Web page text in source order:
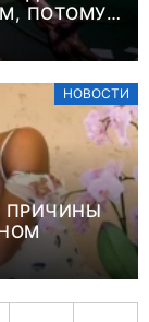
ПОТОМУ
НОВОСТИ
ПРИЧИНЫ